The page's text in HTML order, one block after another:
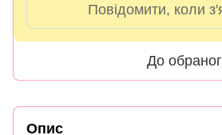
Повідомити, коли
До
Опис